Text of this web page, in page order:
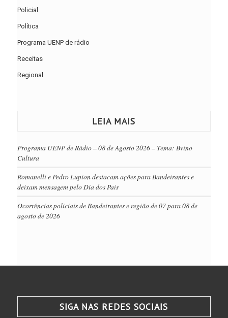
Policial
Política
Programa UENP de rádio
Receitas
Regional
LEIA MAIS
Programa UENP de Rádio – 08 de Agosto 2026 – Tema: Bvino
Cultura
Romanelli e Pedro Lupion destacam ações para Bandeirantes e
deixam mensagem pelo Dia dos Pais
Ocorrências policiais de Bandeirantes e região de 07 para 08 de
agosto de 2026
SIGA NAS REDES SOCIAIS